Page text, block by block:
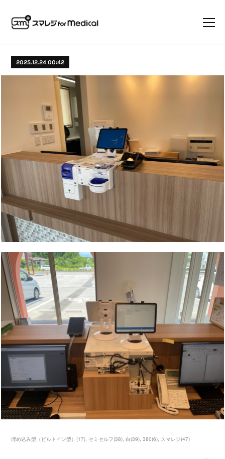
2025.12.24 00:42
埋め込み型（ビルトイン型）(17) セミセルフ(38) 白(39) 380(6) スマレジ(47)